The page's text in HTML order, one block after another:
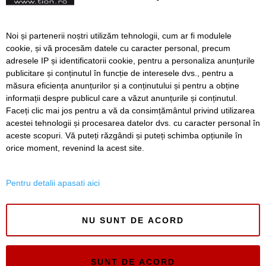
Limită zilnică de o oră pe
TikTok pentru minori
Înapoi Înainte
SERVICII Redactia
Folosinta Cookie-urilor
Noi și partenerii noștri utilizăm tehnologii, cum ar fi modulele
cookie, și vă procesăm datele cu caracter personal, precum
adresele IP și identificatorii cookie, pentru a personaliza anunțurile
publicitare și conținutul în funcție de interesele dvs., pentru a
măsura eficiența anunțurilor și a conținutului și pentru a obține
informații despre publicul care a văzut anunțurile și conținutul.
Faceți clic mai jos pentru a vă da consimțământul privind utilizarea
acestei tehnologii și procesarea datelor dvs. cu caracter personal în
aceste scopuri. Vă puteți răzgândi și puteți schimba opțiunile în
orice moment, revenind la acest site.
Pentru detalii apasati aici
NU SUNT DE ACORD
SUNT DE ACORD